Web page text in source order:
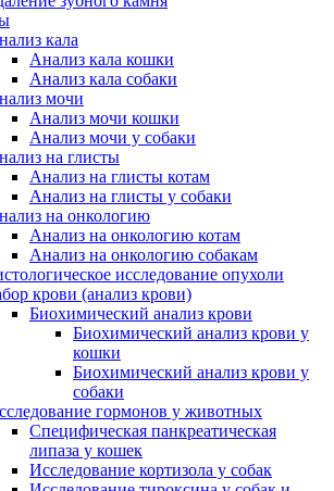
кала
Анализ кала кошки
Анализ кала собаки
мочи
Анализ мочи кошки
Анализ мочи у собаки
на глисты
Анализ на глисты котам
Анализ на глисты у собаки
на онкологию
Анализ на онкологию котам
Анализ на онкологию собакам
исследование опухоли
крови (анализ крови)
Биохимический анализ крови
Биохимический анализ крови у
кошки
Биохимический анализ крови у
собаки
гормонов у животных
Специфическая панкреатическая
липаза у кошек
Исследование кортизола у собак